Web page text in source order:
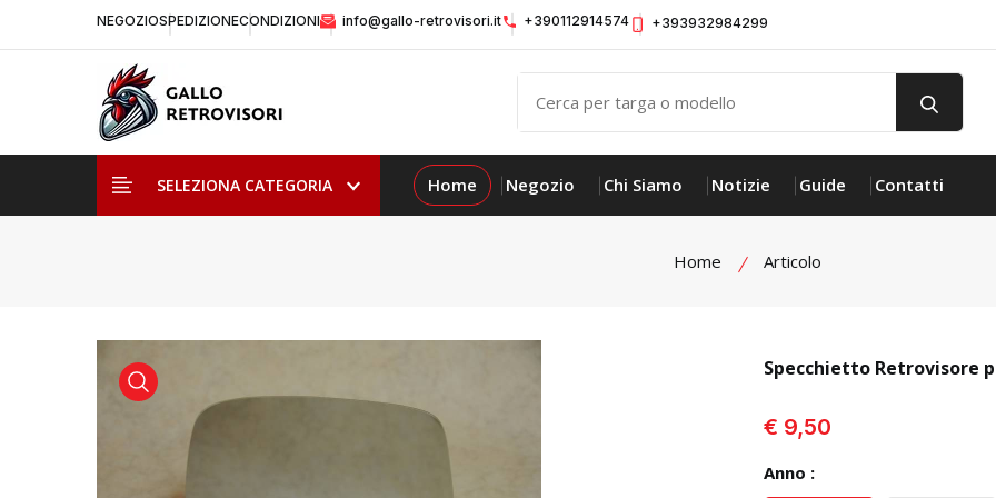
NEGOZIOSPEDIZIONECONDIZIONI info@gallo-retrovisori.it +390112914574 +393932984299
SELEZIONA CATEGORIA Home Negozio Chi Siamo Notizie Guide Contatti
Home Articolo
visualizza prodotto
Specchietto Retrovisore
€ 9,50
Anno :